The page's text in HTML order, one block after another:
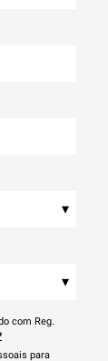
▾
▾
com Reg.
para